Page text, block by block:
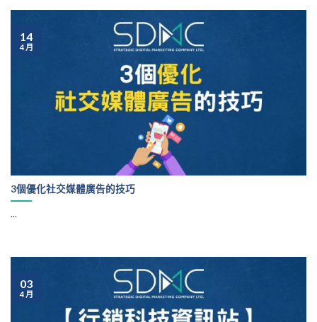
3個優化社交媒體廣告的技巧
...
14
4 月
03
4 月